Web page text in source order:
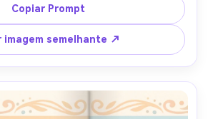
clara, design de personagens
as páginas, espaço limpo para
lente de 85mm, profundidade de
campo rasa- -ar 4:5
Copiar Prompt
imagem semelhante ↗